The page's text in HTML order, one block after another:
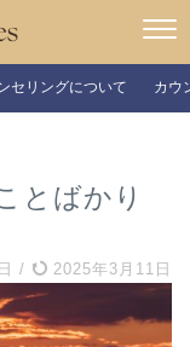
セリングについて カウ
とばかり
/ 2025年3月11日